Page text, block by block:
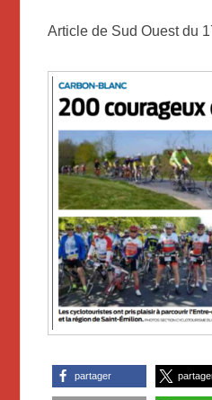
Article de Sud Ouest du
partager